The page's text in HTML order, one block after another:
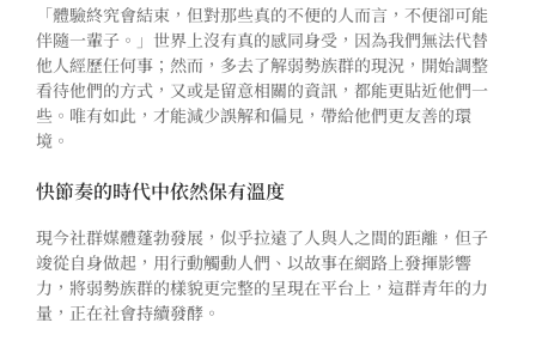
「體驗終究會結束，但對那些真的不便的人而言，不便卻可能
伴隨一輩子。」世界上沒有真的感同身受，因為我們無法代替
他人經歷任何事；然而，多去了解弱勢族群的現況，開始調整
看待他們的方式，又或是留意相關的資訊，都能更貼近他們一
些。唯有如此，才能減少誤解和偏見，帶給他們更友善的環
境。
快節奏的時代中依然保有溫度
現今社群媒體蓬勃發展，似乎拉遠了人與人之間的距離，但子
竣從自身做起，用行動觸動人們、以故事在網路上發揮影響
力，將弱勢族群的樣貌更完整的呈現在平台上，這群青年的力
量，正在社會持續發酵。